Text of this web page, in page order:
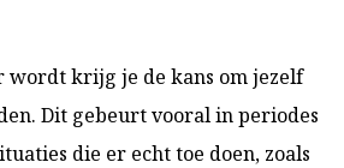
wordt krijg je de kans om jezelf
Dit gebeurt vooral in periodes
die er echt toe doen, zoals